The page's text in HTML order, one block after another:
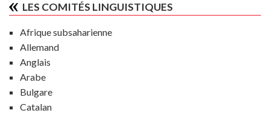
TRADUCTEURS
AIDE À LA TRADUCTION
PUBLICATIONS
À L'AFFICHE
LES COMITÉS LINGUISTIQUES
Afrique subsaharienne
Allemand
Anglais
Arabe
Bulgare
Catalan